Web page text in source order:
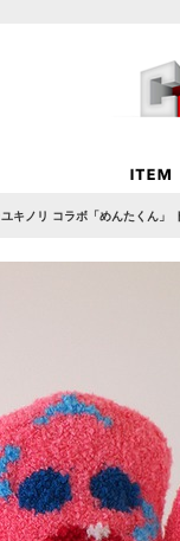
キノリ コラボ「めんたくん」